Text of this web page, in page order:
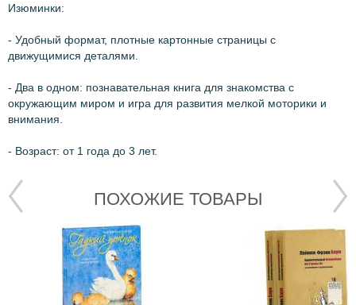
Изюминки:
- Удобный формат, плотные картонные страницы с
движущимися деталями.
- Два в одном: познавательная книга для знакомства с
окружающим миром и игра для развития мелкой моторики и
внимания.
- Возраст: от 1 года до 3 лет.
ПОХОЖИЕ ТОВАРЫ